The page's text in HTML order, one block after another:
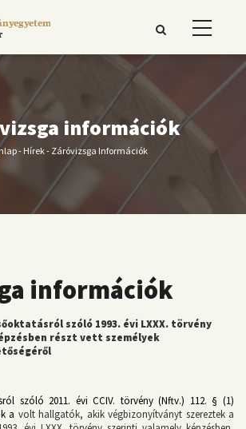
információk
- Hírek- Záróvizsga Információk
információk
szóló 1993. évi LXXX. törvény
részt vett személyek
szóló 2011. évi CCIV. törvény (Nftv.) 112. § (1)
a volt hallgatók, akik végbizonyítványt szereztek a